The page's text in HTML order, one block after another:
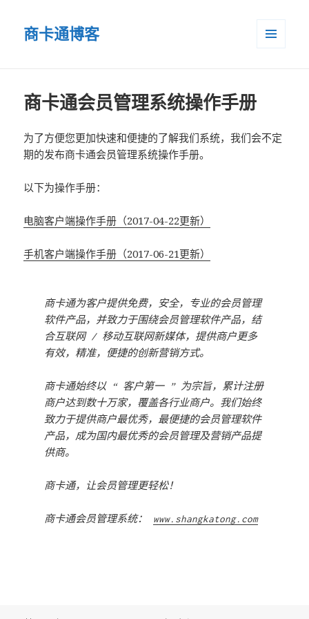
商卡通博客
商卡通会员管理系统操作手册
为了方便您更加快速和便捷的了解我们系统，我们会不定
期的发布商卡通会员管理系统操作手册。
以下为操作手册：
电脑客户端操作手册（2017-04-22更新）
手机客户端操作手册（2017-06-21更新）
商卡通为客户提供免费，安全，专业的会员管理
软件产品，并致力于围绕会员管理软件产品，结
合互联网 / 移动互联网新媒体，提供商户更多
有效，精准，便捷的创新营销方式。
商卡通始终以 “ 客户第一 ” 为宗旨，累计注册
商户达到数十万家，覆盖各行业商户。我们始终
致力于提供商户最优秀，最便捷的会员管理软件
产品，成为国内最优秀的会员管理及营销产品提
供商。
商卡通，让会员管理更轻松！
商卡通会员管理系统： www.shangkatong.com